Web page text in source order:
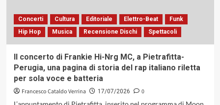
elegie
e
tensioni
Records,
2026)
Concerti Cultura Editoriale Elettro-Beat
Funk
Hip Hop
Musica Recensione Dischi Spettacoli
Il concerto di Frankie Hi-Nrg MC, a Pietrafitta-
Perugia, una pagina di storia del rap italiano riletta
per sola voce e batteria
Francesco Cataldo Verrina 17/07/2026
0